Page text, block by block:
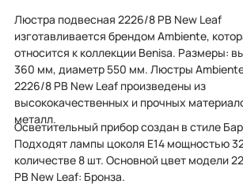
Люстра подвесная 2226/8 PB New Leaf
изготавливается брендом Ambiente,
относится к коллекции Benisa. Размеры: высота
360 мм, диаметр 550 мм. Люстры
2226/8 PB New Leaf произведены из
высококачественных и прочных
металл.
Осветительный прибор создан в стиле
Подходят лампы цоколя E14 мощностью
количестве 8 шт. Основной цвет модели
PB New Leaf: Бронза.